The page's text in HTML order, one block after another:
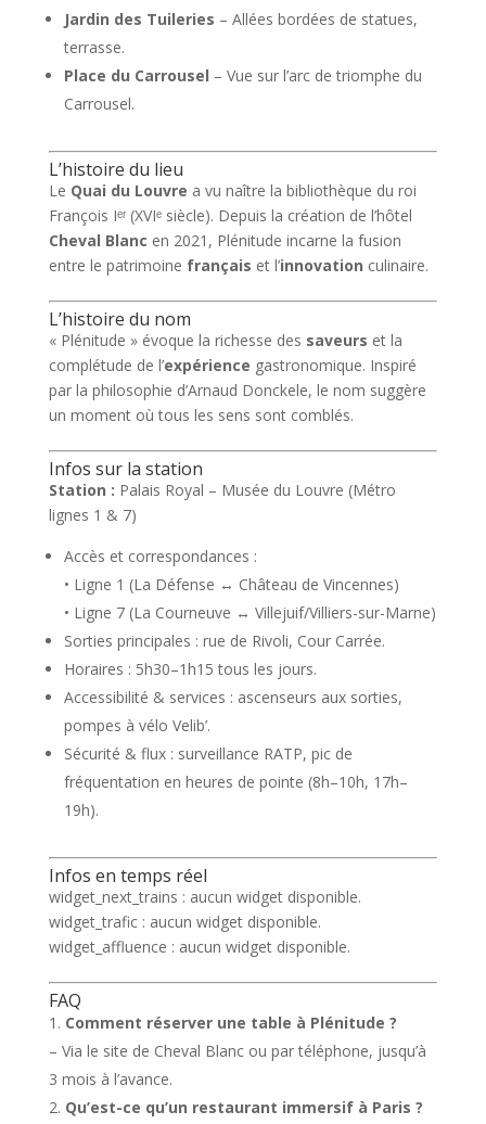
Jardin des Tuileries – Allées bordées de statues,
terrasse.
Place du Carrousel – Vue sur l’arc de triomphe du
Carrousel.
L’histoire du lieu
Le Quai du Louvre a vu naître la bibliothèque du roi
François Iᵉʳ (XVIᵉ siècle). Depuis la création de l’hôtel
Cheval Blanc en 2021, Plénitude incarne la fusion
entre le patrimoine français et l’innovation culinaire.
L’histoire du nom
« Plénitude » évoque la richesse des saveurs et la
complétude de l’expérience gastronomique. Inspiré
par la philosophie d’Arnaud Donckele, le nom suggère
un moment où tous les sens sont comblés.
Infos sur la station
Station : Palais Royal – Musée du Louvre (Métro
lignes 1 & 7)
Accès et correspondances :
• Ligne 1 (La Défense ↔ Château de Vincennes)
• Ligne 7 (La Courneuve ↔ Villejuif/Villiers-sur-Marne)
Sorties principales : rue de Rivoli, Cour Carrée.
Horaires : 5h30–1h15 tous les jours.
Accessibilité & services : ascenseurs aux sorties,
pompes à vélo Velib’.
Sécurité & flux : surveillance RATP, pic de
fréquentation en heures de pointe (8h–10h, 17h–
19h).
Infos en temps réel
widget_next_trains : aucun widget disponible.
widget_trafic : aucun widget disponible.
widget_affluence : aucun widget disponible.
FAQ
Comment réserver une table à Plénitude ?
– Via le site de Cheval Blanc ou par téléphone, jusqu’à
3 mois à l’avance.
Qu’est-ce qu’un restaurant immersif à Paris ?